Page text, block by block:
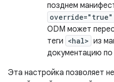
позднем
override="true"
ODM может
теги <hal> из
документацию по
Эта настройка позволяет